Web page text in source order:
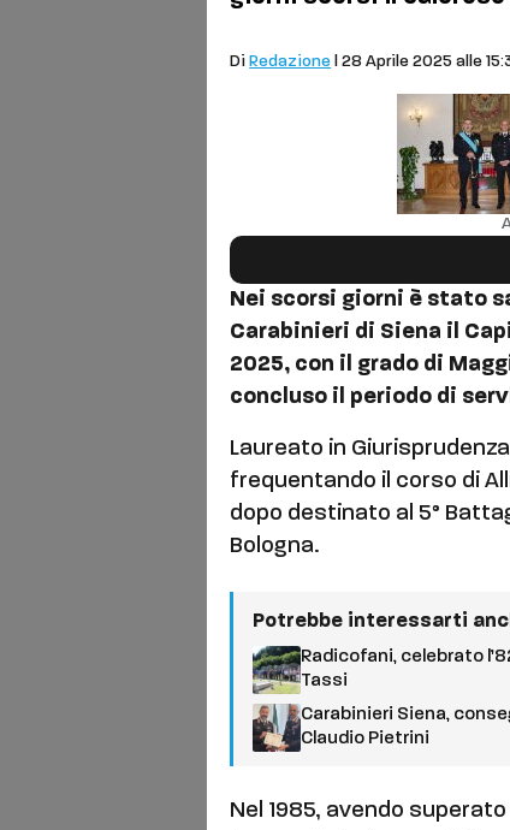
Di Redazione | 28 Aprile 2025 alle
Nei scorsi giorni è stato
Carabinieri di Siena il
2025, con il grado di
concluso il periodo di
Laureato in
frequentando il corso di
dopo destinato al 5°
Bologna.
Potrebbe interessarti
Radicofani, celebrato
Tassi
Carabinieri Siena,
Claudio Pietrini
Nel 1985, avendo